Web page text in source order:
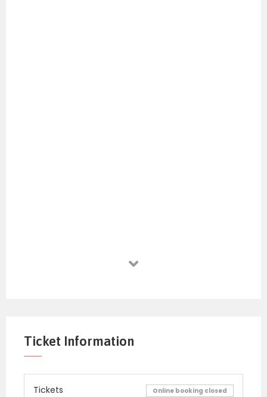
Ticket Information
Tickets Online booking closed